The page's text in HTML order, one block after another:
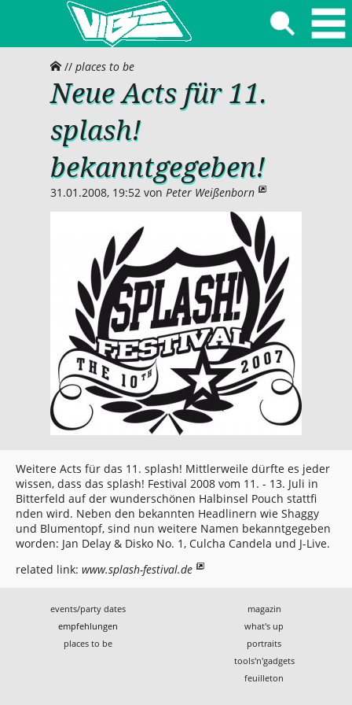
// places to be
Neue Acts für 11.
splash!
bekanntgegeben!
31.01.2008, 19:52 von Peter Weißenborn
Weitere Acts für das 11. splash! Mittlerweile dürfte es jeder
wissen, dass das splash! Festival 2008 vom 11. - 13. Juli in
Bitterfeld auf der wunderschönen Halbinsel Pouch stattfi
nden wird. Neben den bekannten Headlinern wie Shaggy
und Blumentopf, sind nun weitere Namen bekanntgegeben
worden: Jan Delay & Disko No. 1, Culcha Candela und J-Live.
related link: www.splash-festival.de
events/party dates
empfehlungen
places to be
magazin
what's up
portraits
tools'n'gadgets
feuilleton